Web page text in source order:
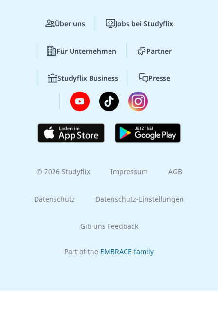
Über uns Jobs bei Studyflix
Für Unternehmen Partner
Studyflix Business Presse
© 2026 Studyflix Impressum AGB
Datenschutz Datenschutz-Einstellungen
Gib uns Feedback
Part of the EMBRACE family